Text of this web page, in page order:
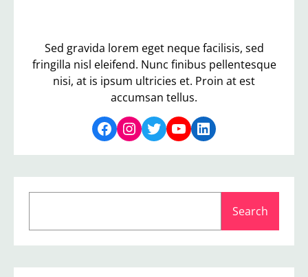
Sed gravida lorem eget neque facilisis, sed
fringilla nisl eleifend. Nunc finibus pellentesque
nisi, at is ipsum ultricies et. Proin at est
accumsan tellus.
Facebook Instagram Twitter YouTube LinkedIn
a
r
c
Search